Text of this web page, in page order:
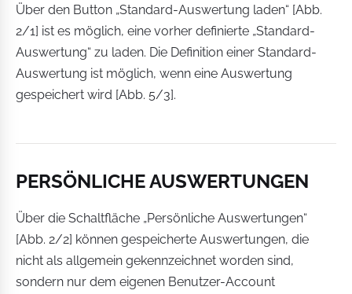
Über den Button „Standard-Auswertung laden“ [Abb.
2/1] ist es möglich, eine vorher definierte „Standard-
Auswertung“ zu laden. Die Definition einer Standard-
Auswertung ist möglich, wenn eine Auswertung
gespeichert wird [Abb. 5/3].
PERSÖNLICHE AUSWERTUNGEN
Über die Schaltfläche „Persönliche Auswertungen“
[Abb. 2/2] können gespeicherte Auswertungen, die
nicht als allgemein gekennzeichnet worden sind,
sondern nur dem eigenen Benutzer-Account